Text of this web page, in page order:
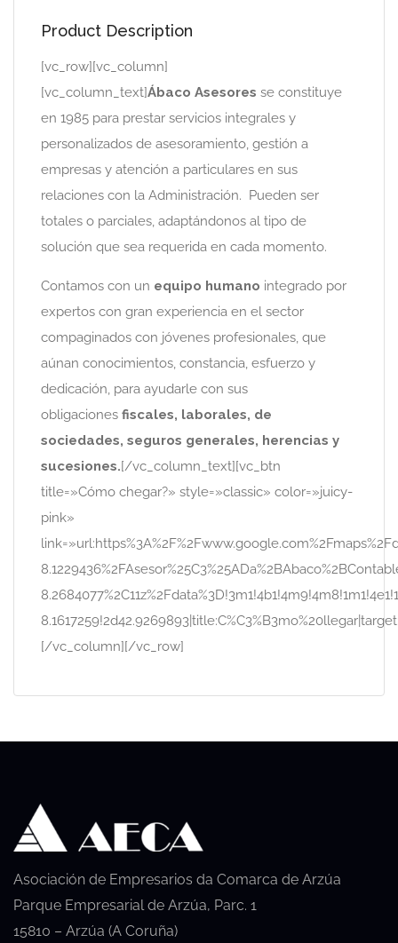
Product Description
[vc_row][vc_column]
[vc_column_text]Ábaco Asesores se constituye
en 1985 para prestar servicios integrales y
personalizados de asesoramiento, gestión a
empresas y atención a particulares en sus
relaciones con la Administración. Pueden ser
totales o parciales, adaptándonos al tipo de
solución que sea requerida en cada momento.
Contamos con un equipo humano integrado por
expertos con gran experiencia en el sector
compaginados con jóvenes profesionales, que
aúnan conocimientos, constancia, esfuerzo y
dedicación, para ayudarle con sus
obligaciones fiscales, laborales, de
sociedades, seguros generales, herencias y
sucesiones.[/vc_column_text][vc_btn
title=»Cómo chegar?» style=»classic» color=»juicy-
pink»
[/vc_column][/vc_row]
Asociación de Empresarios da Comarca de Arzúa
Parque Empresarial de Arzúa, Parc. 1
15810 – Arzúa (A Coruña)